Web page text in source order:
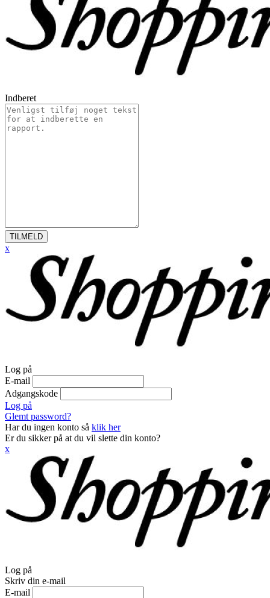
Indberet
TILMELD
x
Log på
E-mail
Adgangskode
Log på
Glemt password?
Har du ingen konto så klik her
Er du sikker på at du vil slette din konto?
x
Log på
Skriv din e-mail
E-mail